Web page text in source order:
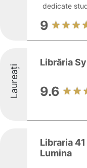
dedicate
9
Laureați
Librăria
9.6
Libraria
Lumina